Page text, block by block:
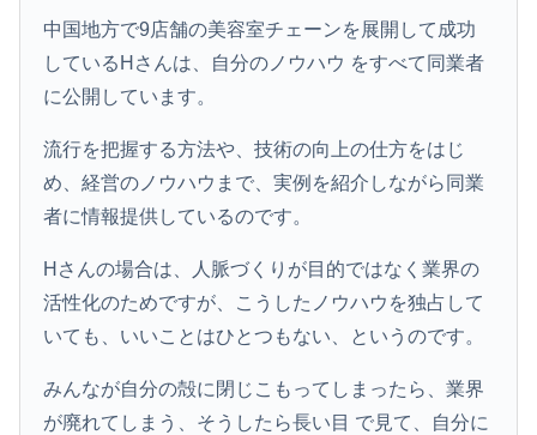
中国地方で9店舗の美容室チェーンを展開して成功
しているHさんは、自分のノウハウ をすべて同業者
に公開しています。
流行を把握する方法や、技術の向上の仕方をはじ
め、経営のノウハウまで、実例を紹介しながら同業
者に情報提供しているのです。
Hさんの場合は、人脈づくりが目的ではなく業界の
活性化のためですが、こうしたノウハウを独占して
いても、いいことはひとつもない、というのです。
みんなが自分の殻に閉じこもってしまったら、業界
が廃れてしまう、そうしたら長い目 で見て、自分に